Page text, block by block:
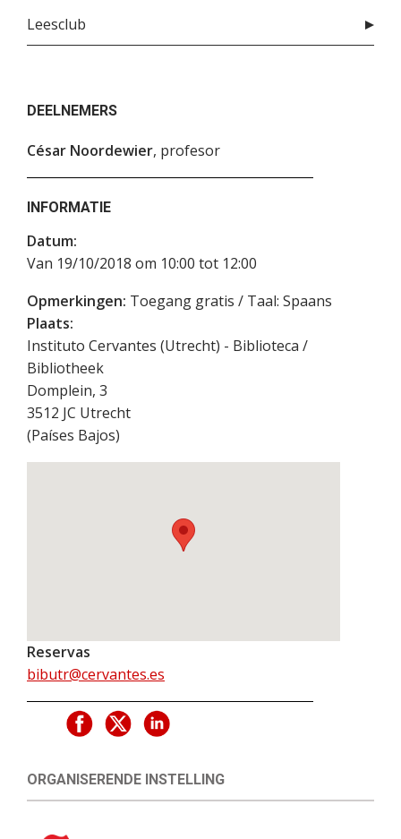
Leesclub
DEELNEMERS
César Noordewier, profesor
INFORMATIE
Datum:
Van 19/10/2018 om 10:00 tot 12:00
Opmerkingen: Toegang gratis / Taal: Spaans
Plaats:
Instituto Cervantes (Utrecht) - Biblioteca /
Bibliotheek
Domplein, 3
3512 JC Utrecht
(Países Bajos)
Reservas
bibutr@cervantes.es
ORGANISERENDE INSTELLING